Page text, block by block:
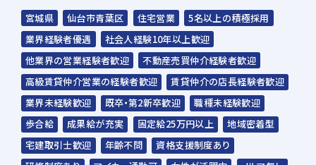
※説明選考会は代行業者であるスラッシュ株
式会社が行います※
スラッシュ株式会社からのご連絡をお待ち
ください。
ご連絡までに7日程度いただく場合があり
ます。予めご了承ください。
担当：スラッシュ株式会社
宮城県 仙台市青葉区 住宅営業
5名以上の積極採用
業界経験者優遇
社会人経験10年以上歓迎
他業界の営業経験者歓迎
不動産売買仲介経験者歓迎
高級賃貸仲介営業の経験者歓迎
賃貸仲介の店長経験者歓迎
業界未経験歓迎
既卒・第2新卒歓迎
職種未経験歓迎
歩合給
成果給が充実 固定給25万円以上
地域密着型
宅建取引士歓迎
年齢不問
資格支援制度あり